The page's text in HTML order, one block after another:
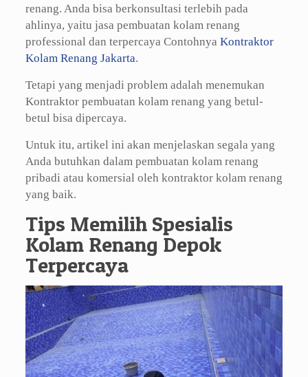
renang. Anda bisa berkonsultasi terlebih pada
ahlinya, yaitu jasa pembuatan kolam renang
professional dan terpercaya Contohnya Kontraktor
Kolam Renang Jakarta.
Tetapi yang menjadi problem adalah menemukan
Kontraktor pembuatan kolam renang yang betul-
betul bisa dipercaya.
Untuk itu, artikel ini akan menjelaskan segala yang
Anda butuhkan dalam pembuatan kolam renang
pribadi atau komersial oleh kontraktor kolam renang
yang baik.
Tips Memilih Spesialis
Kolam Renang Depok
Terpercaya